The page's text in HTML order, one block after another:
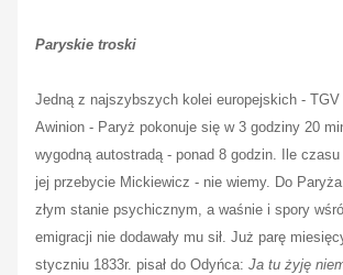
Paryskie troski
Jedną z najszybszych kolei europejskich - TGV
Awinion - Paryż pokonuje się w 3 godziny 20
wygodną autostradą - ponad 8 godzin. Ile czasu
jej przebycie Mickiewicz - nie wiemy. Do Paryża
złym stanie psychicznym, a waśnie i spory
emigracji nie dodawały mu sił. Już parę
styczniu 1833r. pisał do Odyńca: Ja tu żyję